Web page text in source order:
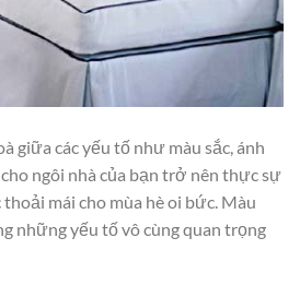
giữa các yếu tố như màu sắc, ánh
ngôi nhà của bạn trở nên thực sự
mái cho mùa hè oi bức. Màu
những yếu tố vô cùng quan trọng